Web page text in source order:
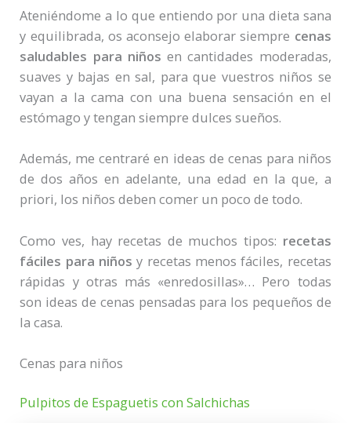
Ateniéndome a lo que entiendo por una dieta sana
y equilibrada, os aconsejo elaborar siempre cenas
saludables para niños en cantidades moderadas,
suaves y bajas en sal, para que vuestros niños se
vayan a la cama con una buena sensación en el
estómago y tengan siempre dulces sueños.
Además, me centraré en ideas de cenas para niños
de dos años en adelante, una edad en la que, a
priori, los niños deben comer un poco de todo.
Como ves, hay recetas de muchos tipos: recetas
fáciles para niños y recetas menos fáciles, recetas
rápidas y otras más «enredosillas»… Pero todas
son ideas de cenas pensadas para los pequeños de
la casa.
Cenas para niños
Pulpitos de Espaguetis con Salchichas